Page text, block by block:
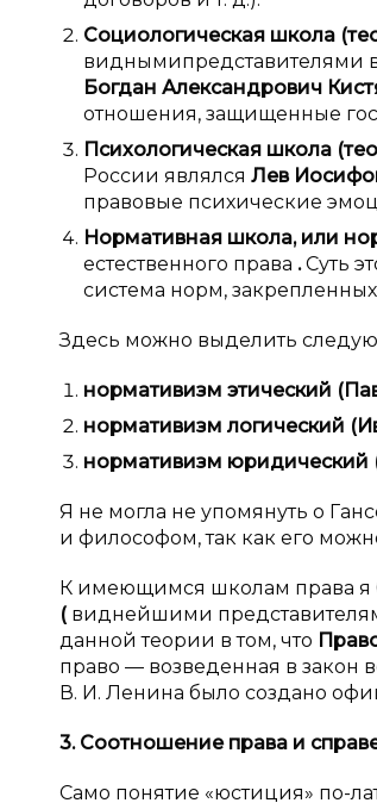
Социологическая школа
виднымипредставителями
Богдан Александрович
отношения, защищенные
Психологическая школа
России являлся Лев
правовые психические
Нормативная школа, или
естественного права .Суть
система норм,
Здесь можно выделить
нормативизм этический
нормативизм логический
нормативизм юридический
Я не могла не упомянуть о
и философом, так как его
К имеющимся школам права я
( виднейшими
данной теории в том, что
право — возведенная в закон
В. И. Ленина было создано
3. Соотношение права и
Само понятие «юстиция» по-